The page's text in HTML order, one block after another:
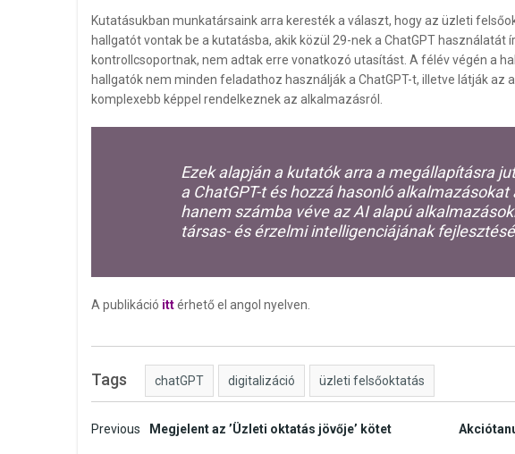
Kutatásukban munkatársaink arra keresték a választ, hogy az üzleti
hallgatót vontak be a kutatásba, akik közül 29-nek a ChatGPT
kontrollcsoportnak, nem adtak erre vonatkozó utasítást. A félév végén a
hallgatók nem minden feladathoz használják a ChatGPT-t, illetve látják
komplexebb képpel rendelkeznek az alkalmazásról.
Ezek alapján a kutatók arra a megállapításra
a ChatGPT-t és hozzá hasonló
hanem számba véve az AI alapú
társas- és érzelmi intelligenciájának
A publikáció ittérhető el angol nyelven.
Tags chatGPT digitalizáció üzleti felsőoktatás
Post
Previous Megjelent az ’Üzleti oktatás jövője’ kötet